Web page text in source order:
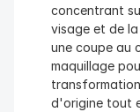
concentrant
visage et de
une coupe au
maquillage
d'origine tout